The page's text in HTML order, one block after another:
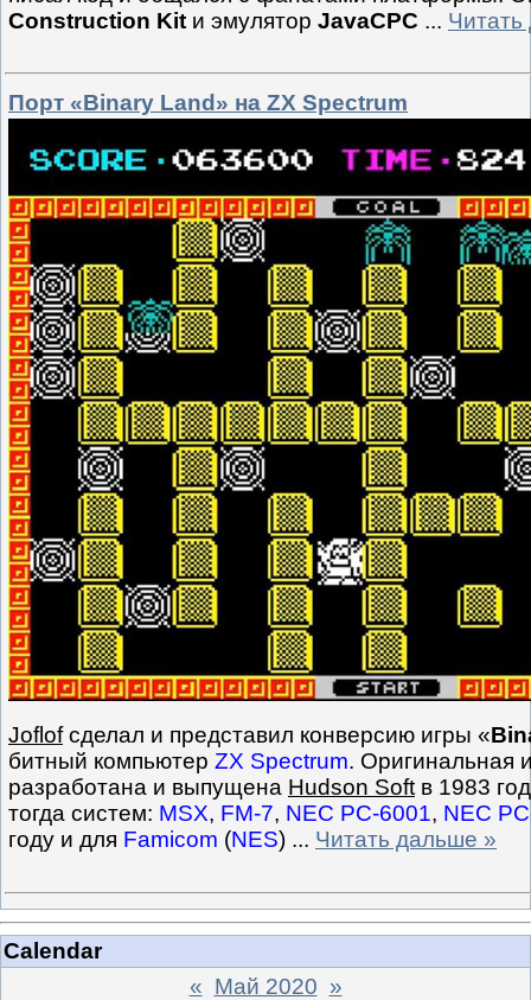
Construction Kit и эмулятор JavaCPC ...
Порт «Binary Land» на ZX Spectrum
Joflofсделал и представил конверсию игры «
битный компьютер ZX Spectrum. Оригинальная
разработана и выпущена Hudson Softв 1983
тогда систем: MSX, FM-7, NEC PC-6001, NEC
году и для Famicom (NES) ... Читать дальше »
Calendar
« Май 2020 »